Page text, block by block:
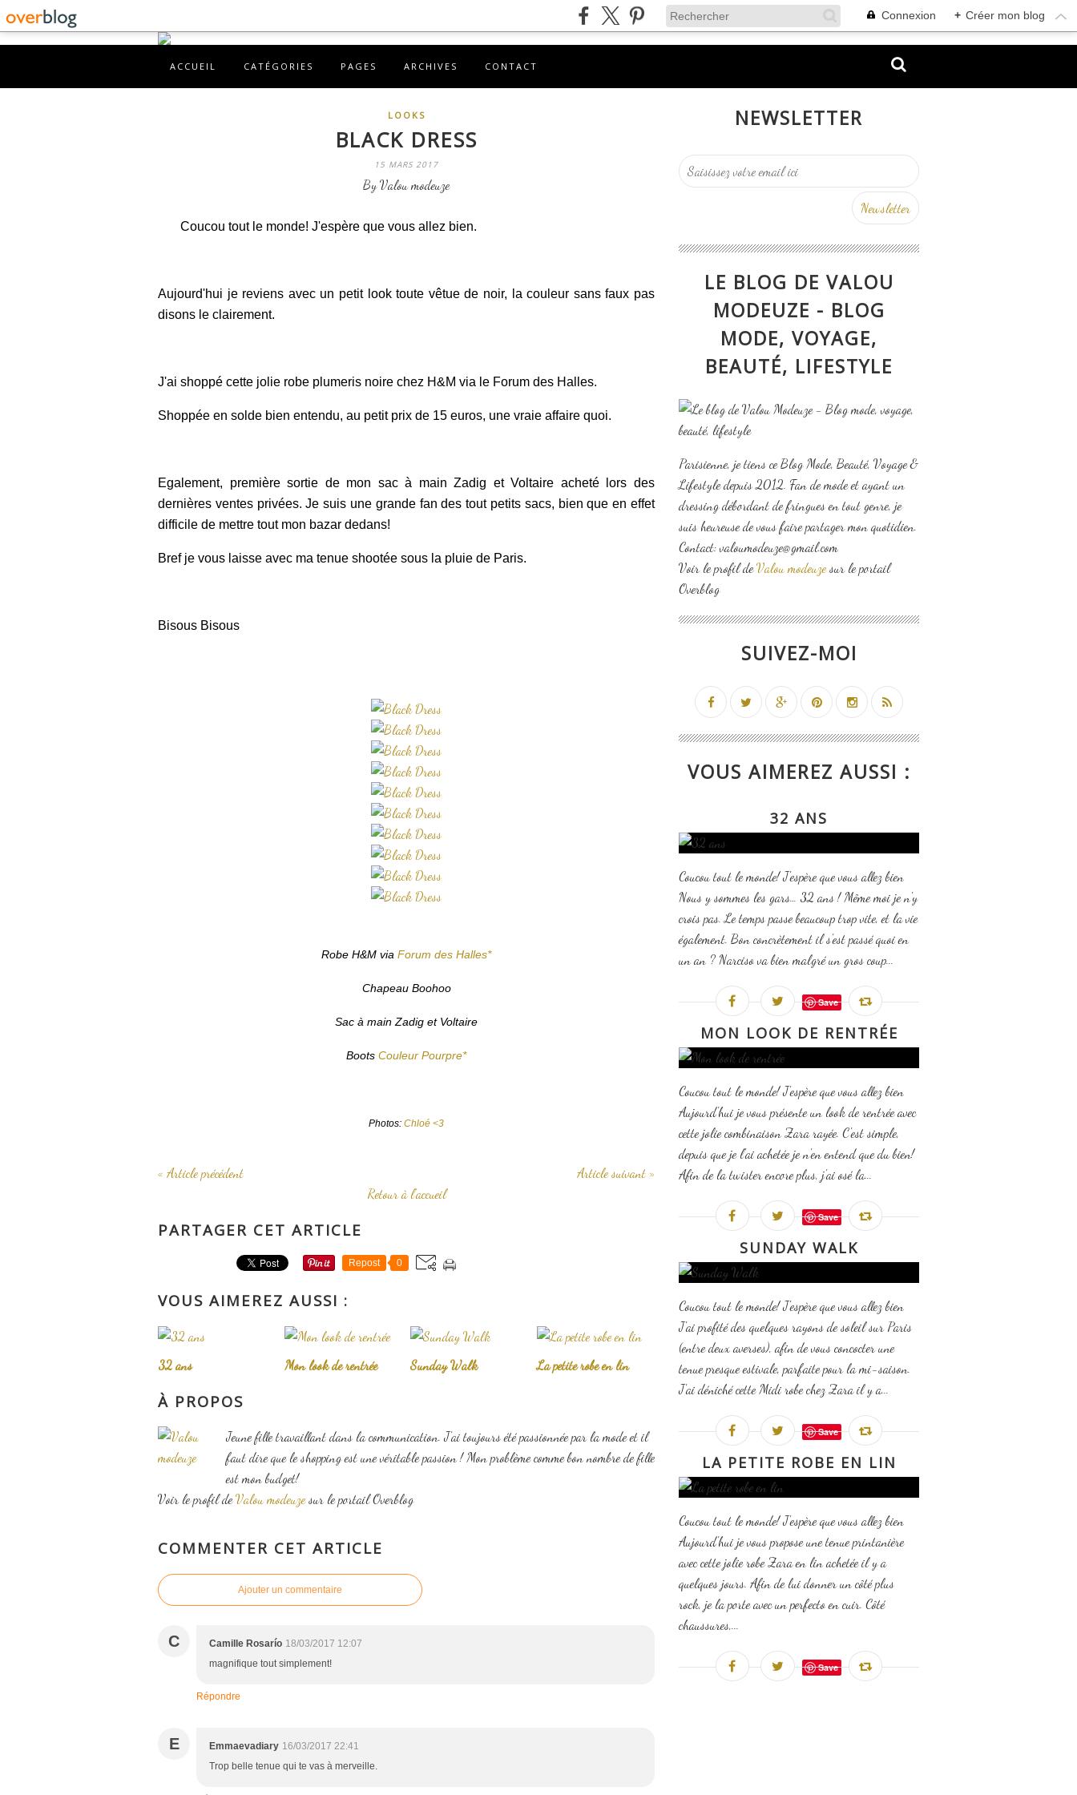
Connexion + Créer mon blog
ACCUEIL CATÉGORIES PAGES ARCHIVES CONTACT
LOOKS
BLACK DRESS
15 MARS 2017
By Valou modeuze
Coucou tout le monde! J'espère que vous allez bien.
Aujourd'hui je reviens avec un petit look toute vêtue de noir, la couleur sans faux pas
disons le clairement.
J'ai shoppé cette jolie robe plumeris noire chez H&M via le Forum des Halles.
Shoppée en solde bien entendu, au petit prix de 15 euros, une vraie affaire quoi.
Egalement, première sortie de mon sac à main Zadig et Voltaire acheté lors des
dernières ventes privées. Je suis une grande fan des tout petits sacs, bien que en effet
difficile de mettre tout mon bazar dedans!
Bref je vous laisse avec ma tenue shootée sous la pluie de Paris.
Bisous Bisous
Robe H&M via Forum des Halles*
Chapeau Boohoo
Sac à main Zadig et Voltaire
Boots Couleur Pourpre*
Photos: Chloé <3
« Article précédent
Article suivant »
Retour à l'accueil
PARTAGER CET ARTICLE
Repost 0
VOUS AIMEREZ AUSSI :
32 ans Mon look de rentrée Sunday Walk La petite robe en lin
À PROPOS
Jeune fille travaillant dans la communication. J'ai toujours été passionnée par la mode et il
faut dire que le shopping est une véritable passion ! Mon problème comme bon nombre de fille
est mon budget!
Voir le profil deValou modeuzesur le portail Overblog
COMMENTER CET ARTICLE
Ajouter un commentaire
C Camille Rosarío 18/03/2017 12:07
magnifique tout simplement!
Répondre
E Emmaevadiary 16/03/2017 22:41
Trop belle tenue qui te vas à merveille.
NEWSLETTER
LE BLOG DE VALOU
MODEUZE - BLOG
MODE, VOYAGE,
BEAUTÉ, LIFESTYLE
Parisienne, je tiens ce Blog Mode, Beauté, Voyage &
Lifestyle depuis 2012. Fan de mode et ayant un
dressing débordant de fringues en tout genre, je
suis heureuse de vous faire partager mon quotidien.
Contact: valoumodeuze@gmail.com
Voir le profil deValou modeuzesur le portail
Overblog
SUIVEZ-MOI
VOUS AIMEREZ AUSSI :
32 ANS
Coucou tout le monde! J'espère que vous allez bien
Nous y sommes les gars… 32 ans ! Même moi je n'y
crois pas. Le temps passe beaucoup trop vite, et la vie
également. Bon concrètement il s'est passé quoi en
un an ? Narciso va bien malgré un gros coup...
Save
MON LOOK DE RENTRÉE
Coucou tout le monde! J'espère que vous allez bien
Aujourd'hui je vous présente un look de rentrée avec
cette jolie combinaison Zara rayée. C'est simple,
depuis que je l'ai achetée je n'en entend que du bien!
Afin de la twister encore plus, j'ai osé la...
Save
SUNDAY WALK
Coucou tout le monde! J'espère que vous allez bien
J'ai profité des quelques rayons de soleil sur Paris
(entre deux averses), afin de vous concocter une
tenue presque estivale, parfaite pour la mi-saison.
J'ai déniché cette Midi robe chez Zara il y a...
Save
LA PETITE ROBE EN LIN
Coucou tout le monde! J'espère que vous allez bien
Aujourd'hui je vous propose une tenue printanière
avec cette jolie robe Zara en lin achetée il y a
quelques jours. Afin de lui donner un côté plus
rock, je la porte avec un perfecto en cuir. Côté
chaussures,...
Save